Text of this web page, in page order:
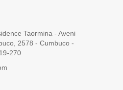
Taormina - Aveni
2578 - Cumbuco -
270